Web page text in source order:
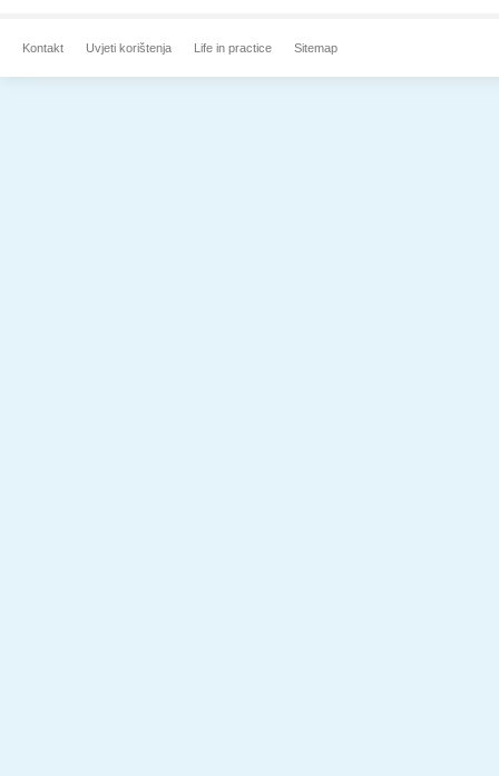
Kontakt Uvjeti korištenja Life in practice Sitemap